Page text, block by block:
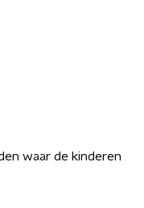
waar de kinderen